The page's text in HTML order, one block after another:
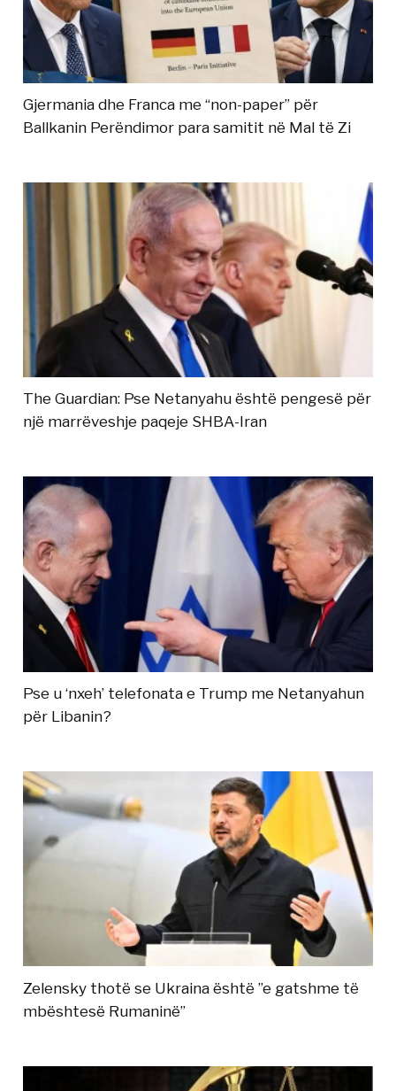
Gjermania dhe Franca me “non-paper” për
Ballkanin Perëndimor para samitit në Mal të Zi
The Guardian: Pse Netanyahu është pengesë për
një marrëveshje paqeje SHBA-Iran
Pse u ‘nxeh’ telefonata e Trump me Netanyahun
për Libanin?
Zelensky thotë se Ukraina është ”e gatshme të
mbështesë Rumaninë”